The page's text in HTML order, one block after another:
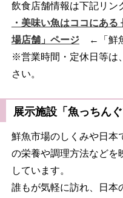
飲食店舗情報は下記リン
・美味い魚はココにあ
場店舗」ページ
←「鮮
※営業時間・定休日等は
さい。
展示施設「魚っちんぐ
鮮魚市場のしくみや日本
の栄養や調理方法などを
しています。
誰もが気軽に訪れ、日本